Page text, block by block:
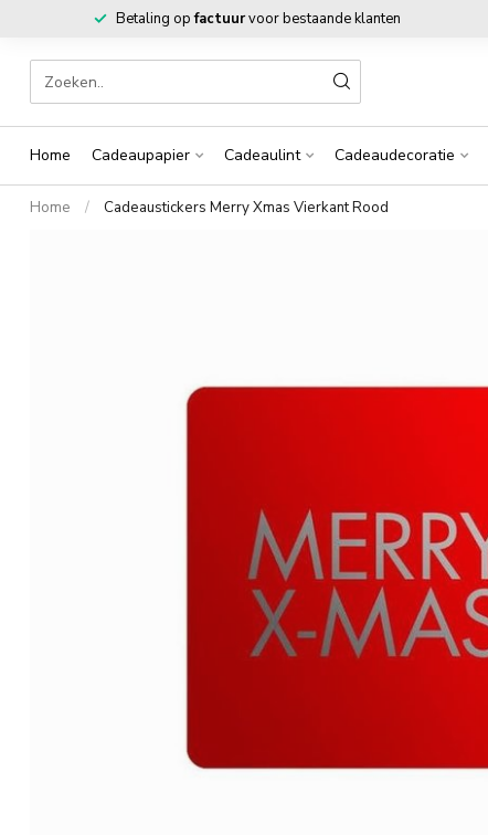
Betaling opfactuurvoor bestaande klanten
Home Cadeaupapier Cadeaulint Cadeaudecoratie
Home / Cadeaustickers Merry Xmas Vierkant Rood